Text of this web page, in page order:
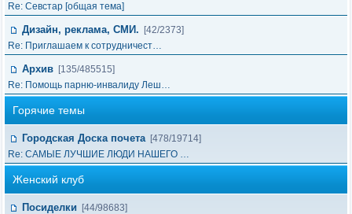
Re: Cевстар [общая тема]
Дизайн, реклама, СМИ.
[42/2373]
Re: Приглашаем к сотрудничест…
Архив [135/485515]
Re: Помощь парню-инвалиду Леш…
Горячие темы
Городская Доска почета [478/19714]
Re: САМЫЕ ЛУЧШИЕ ЛЮДИ НАШЕГО …
Женский клуб
Посиделки
[44/98683]